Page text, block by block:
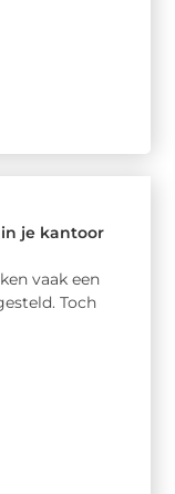
je kantoor
vaak een
Toch